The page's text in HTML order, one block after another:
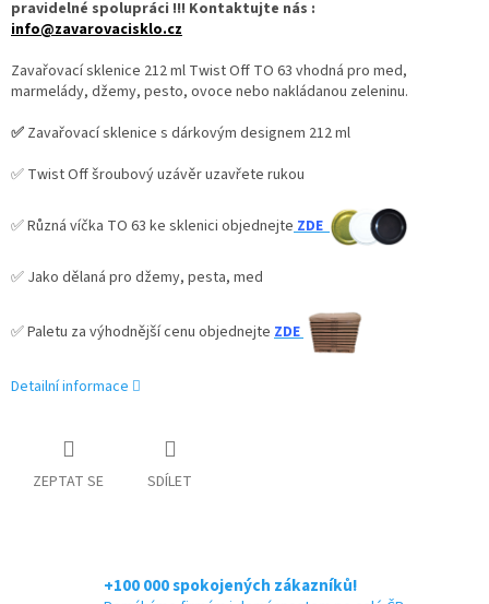
pravidelné spolupráci !!! Kontaktujte nás :
info@zavarovacisklo.cz
Zavařovací sklenice 212 ml Twist Off TO 63 vhodná pro med,
marmelády, džemy, pesto, ovoce nebo nakládanou zeleninu.
✅ Zavařovací sklenice s dárkovým designem 212 ml
✅ Twist Off šroubový uzávěr uzavřete rukou
✅ Různá víčka TO 63 ke sklenici objednejte ZDE
✅ Jako dělaná pro džemy, pesta, med
✅Paletu za výhodnější cenu objednejte ZDE
Detailní informace
ZEPTAT SE SDÍLET
+100 000 spokojených zákazníků!